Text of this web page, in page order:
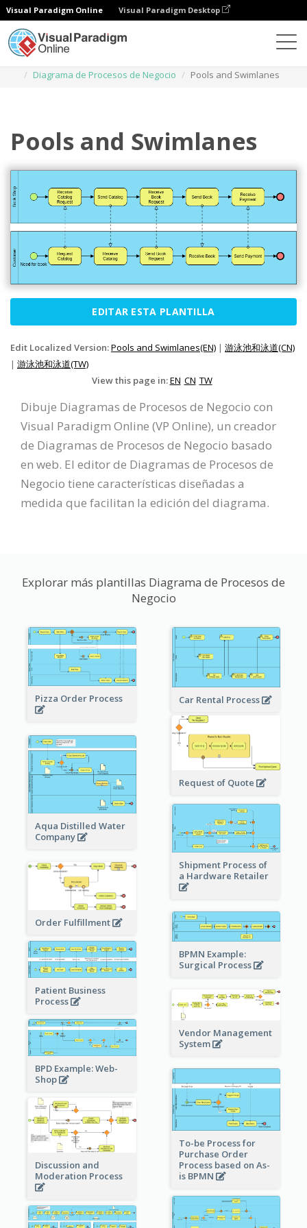
Visual Paradigm Online Visual Paradigm Desktop
Diagrama de Procesos de Negocio
Pools and Swimlanes
Pools and Swimlanes
EDITAR ESTA PLANTILLA
Edit Localized Version:Pools and Swimlanes(EN) | 游泳池和泳道(CN)
| 游泳池和泳道(TW)
View this page in:EN CN TW
Dibuje Diagramas de Procesos de Negocio con
Visual Paradigm Online (VP Online), un creador
de Diagramas de Procesos de Negocio basado
en web. El editor de Diagramas de Procesos de
Negocio tiene características diseñadas a
medida que facilitan la edición del diagrama.
Explorar más plantillas Diagrama de Procesos de
Negocio
Pizza Order Process Car Rental Process
Request of Quote
Aqua Distilled Water
Company
Shipment Process of
a Hardware Retailer
Order Fulfillment
BPMN Example:
Surgical Process
Patient Business
Process
Vendor Management
System
BPD Example: Web-
Shop
To-be Process for
Purchase Order
Process based on As-
is BPMN
Discussion and
Moderation Process